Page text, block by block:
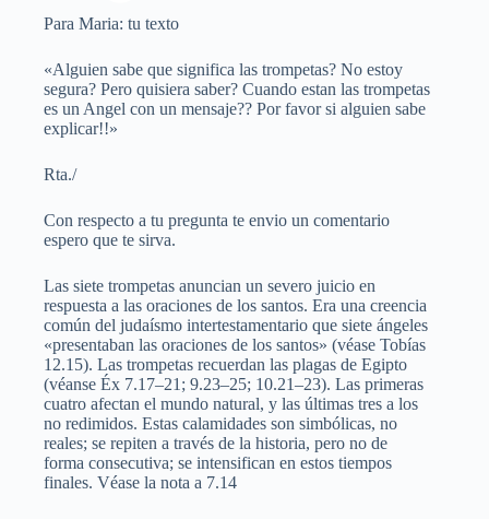
Para Maria: tu texto
«Alguien sabe que significa las trompetas? No estoy
segura? Pero quisiera saber? Cuando estan las trompetas
es un Angel con un mensaje?? Por favor si alguien sabe
explicar!!»
Rta./
Con respecto a tu pregunta te envio un comentario
espero que te sirva.
Las siete trompetas anuncian un severo juicio en
respuesta a las oraciones de los santos. Era una creencia
común del judaísmo intertestamentario que siete ángeles
«presentaban las oraciones de los santos» (véase Tobías
12.15). Las trompetas recuerdan las plagas de Egipto
(véanse Éx 7.17–21; 9.23–25; 10.21–23). Las primeras
cuatro afectan el mundo natural, y las últimas tres a los
no redimidos. Estas calamidades son simbólicas, no
reales; se repiten a través de la historia, pero no de
forma consecutiva; se intensifican en estos tiempos
finales. Véase la nota a 7.14